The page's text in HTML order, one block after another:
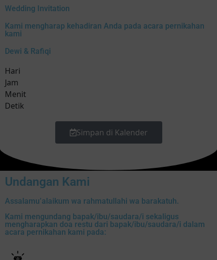
Wedding Invitation
Kami mengharap kehadiran Anda pada acara pernikahan
kami
Dewi & Rafiqi
Hari
Jam
Menit
Detik
Simpan di Kalender
Undangan Kami
Assalamu’alaikum wa rahmatullahi wa barakatuh.
Kami mengundang bapak/ibu/saudara/i sekaligus
mengharapkan doa restu dari bapak/ibu/saudara/i dalam
acara pernikahan kami pada: